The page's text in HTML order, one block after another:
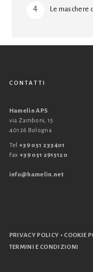
Le maschere
CONTATTI
Hamelin APS
via Zamboni, 15
40126 Bologna
Tel +39 051 233401
Fax +39 051 2915120
info@hamelin.net
PRIVACY POLICY • COOKIE
TERMINI E CONDIZIONI